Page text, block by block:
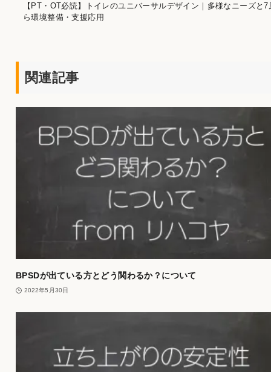
【PT・OT必読】トイレのユニバーサルデザイン｜多様なニーズと7
ら環境整備・支援応用
関連記事
BPSDが出ている方とどう関わるか？について
2022年5月30日